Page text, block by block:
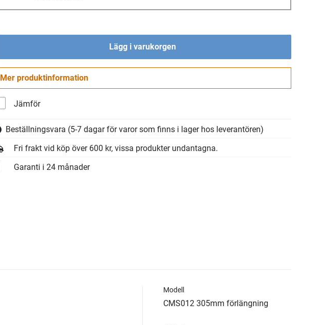
Lägg i varukorgen
Mer produktinformation
Jämför
Beställningsvara (5-7 dagar för varor som finns i lager hos leverantören)
Fri frakt vid köp över 600 kr, vissa produkter undantagna.
Garanti i 24 månader
Modell
CMS012 305mm förlängning